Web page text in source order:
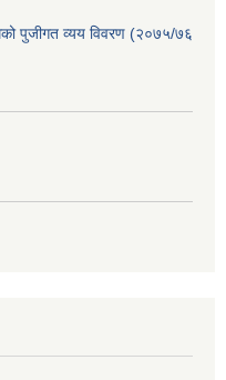
पुजीगत व्यय विवरण (२०७५/७६